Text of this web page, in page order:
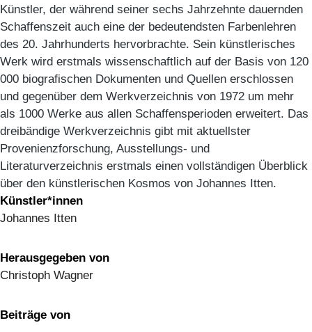
Künstler, der während seiner sechs Jahrzehnte dauernden
Schaffenszeit auch eine der bedeutendsten Farbenlehren
des 20. Jahrhunderts hervorbrachte. Sein künstlerisches
Werk wird erstmals wissenschaftlich auf der Basis von 120
000 biografischen Dokumenten und Quellen erschlossen
und gegenüber dem Werkverzeichnis von 1972 um mehr
als 1000 Werke aus allen Schaffensperioden erweitert. Das
dreibändige Werkverzeichnis gibt mit aktuellster
Provenienzforschung, Ausstellungs- und
Literaturverzeichnis erstmals einen vollständigen Überblick
über den künstlerischen Kosmos von Johannes Itten.
Künstler*innen
Johannes Itten
Herausgegeben von
Christoph Wagner
Beiträge von